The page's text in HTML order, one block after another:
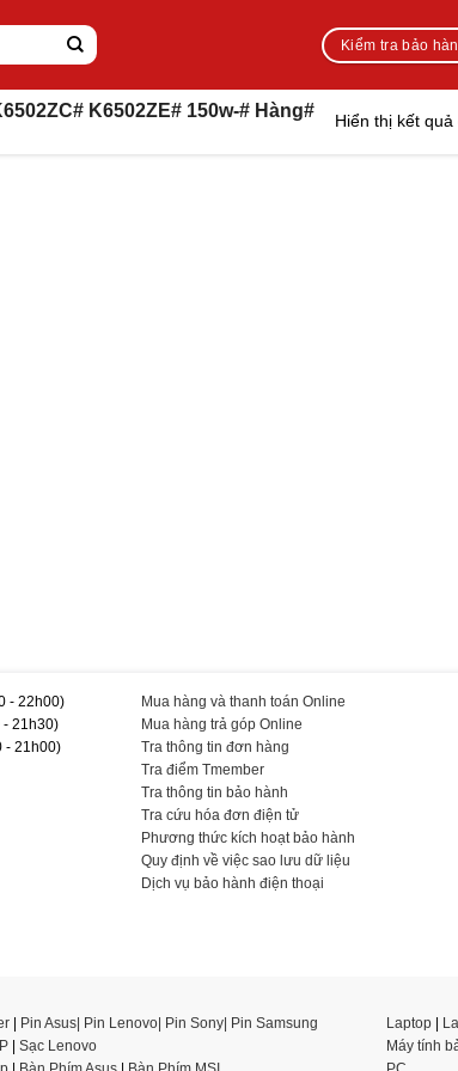
Kiểm tra bảo
K6502ZE# 150w-# Hàng#
Hiển thị kết
- 22h00)
21h30)
- 21h00)
Mua hàng và thanh toán Online
Mua hàng trả góp Online
Tra thông tin đơn hàng
Tra điểm Tmember
Tra thông tin bảo hành
Tra cứu hóa đơn điện tử
Phương thức kích hoạt bảo hành
Quy định về việc sao lưu dữ liệu
Dịch vụ bảo hành điện thoại
| Pin Asus| Pin Lenovo| Pin Sony| Pin Samsung
| Sạc Lenovo
Laptop |
Máy tính